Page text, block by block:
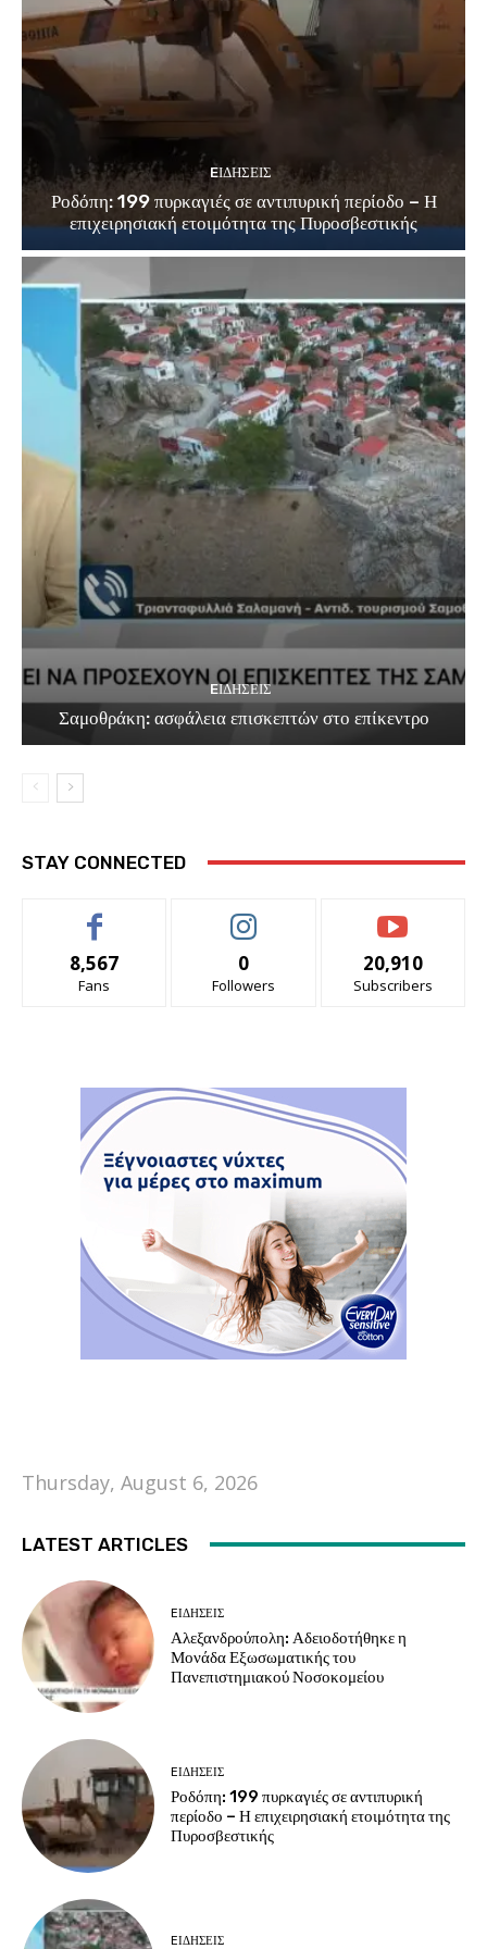
EΙΔΗΣΕΙΣ
Ροδόπη: 199 πυρκαγιές σε αντιπυρική περίοδο – Η
επιχειρησιακή ετοιμότητα της Πυροσβεστικής
EΙΔΗΣΕΙΣ
Σαμοθράκη: ασφάλεια επισκεπτών στο επίκεντρο
STAY CONNECTED
8,567
Fans
0
Followers
20,910
Subscribers
Thursday, August 6, 2026
LATEST ARTICLES
EΙΔΗΣΕΙΣ
Αλεξανδρούπολη: Αδειοδοτήθηκε η
Μονάδα Εξωσωματικής του
Πανεπιστημιακού Νοσοκομείου
EΙΔΗΣΕΙΣ
Ροδόπη: 199 πυρκαγιές σε αντιπυρική
περίοδο – Η επιχειρησιακή ετοιμότητα της
Πυροσβεστικής
EΙΔΗΣΕΙΣ